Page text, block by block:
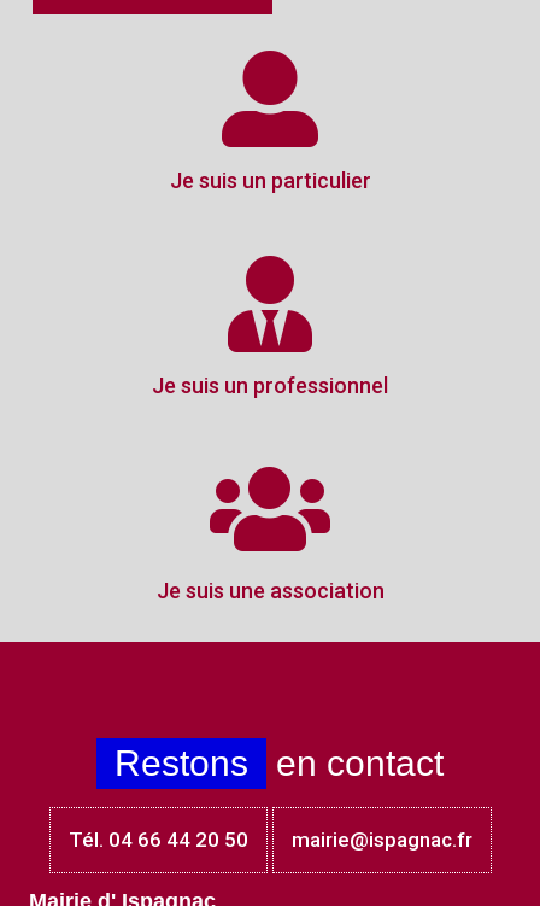
Je suis un particulier
Je suis un professionnel
Je suis une association
Restons en contact
Tél. 04 66 44 20 50 mairie@ispagnac.fr
Mairie d' Ispagnac